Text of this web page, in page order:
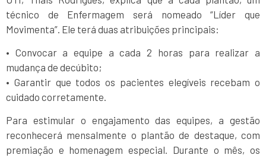
técnico de Enfermagem será nomeado “Líder que
Movimenta”. Ele terá duas atribuições principais:
• Convocar a equipe a cada 2 horas para realizar a
mudança de decúbito;
• ⁠Garantir que todos os pacientes elegíveis recebam o
cuidado corretamente.
Para estimular o engajamento das equipes, a gestão
reconhecerá mensalmente o plantão de destaque, com
premiação e homenagem especial. Durante o mês, os